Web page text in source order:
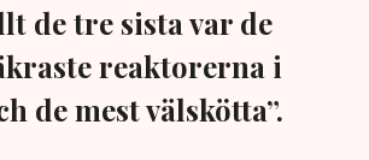
de tre sista var de
reaktorerna i
de mest välskötta”.